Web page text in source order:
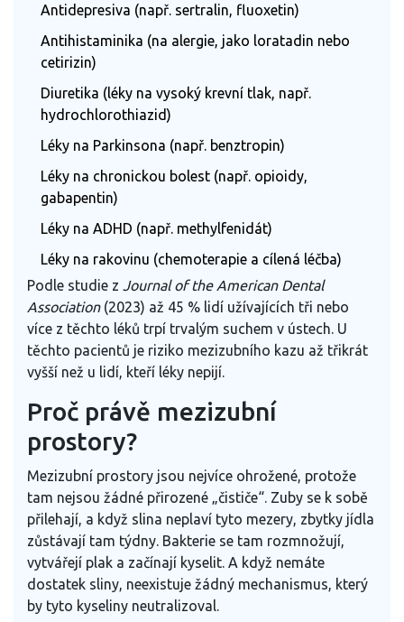
Antidepresiva (např. sertralin, fluoxetin)
Antihistaminika (na alergie, jako loratadin nebo
cetirizin)
Diuretika (léky na vysoký krevní tlak, např.
hydrochlorothiazid)
Léky na Parkinsona (např. benztropin)
Léky na chronickou bolest (např. opioidy,
gabapentin)
Léky na ADHD (např. methylfenidát)
Léky na rakovinu (chemoterapie a cílená léčba)
Podle studie z Journal of the American Dental
Association(2023) až 45 % lidí užívajících tři nebo
více z těchto léků trpí trvalým suchem v ústech. U
těchto pacientů je riziko mezizubního kazu až třikrát
vyšší než u lidí, kteří léky nepijí.
Proč právě mezizubní
prostory?
Mezizubní prostory jsou nejvíce ohrožené, protože
tam nejsou žádné přirozené „čističe“. Zuby se k sobě
přilehají, a když slina neplaví tyto mezery, zbytky jídla
zůstávají tam týdny. Bakterie se tam rozmnožují,
vytvářejí plak a začínají kyselit. A když nemáte
dostatek sliny, neexistuje žádný mechanismus, který
by tyto kyseliny neutralizoval.